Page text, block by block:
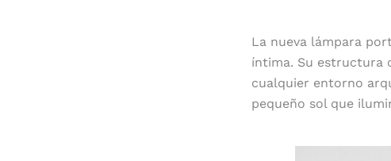
La nueva lámpara
íntima. Su estructura
cualquier entorno
pequeño sol que